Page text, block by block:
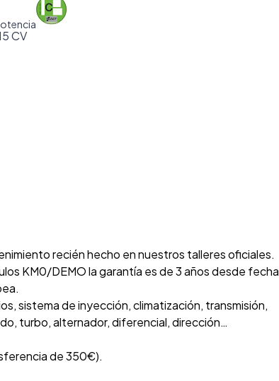
CV
recién hecho en nuestros talleres oficiales.
KM0/DEMO la garantía es de 3 años desde fecha
sistema de inyección, climatización, transmisión,
turbo, alternador, diferencial, dirección…
de 350€).